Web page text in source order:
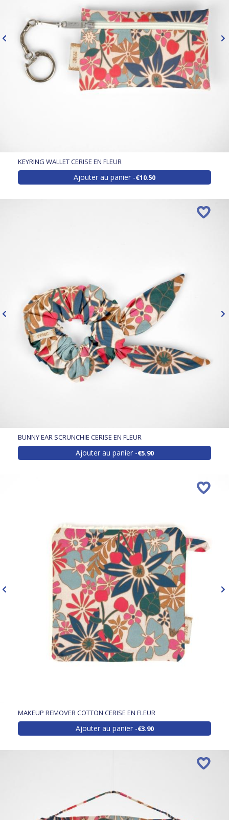
KEYRING WALLET CERISE EN FLEUR
Ajouter au panier €10.50
BUNNY EAR SCRUNCHIE CERISE EN FLEUR
Ajouter au panier €5.90
MAKEUP REMOVER COTTON CERISE EN FLEUR
Ajouter au panier €3.90